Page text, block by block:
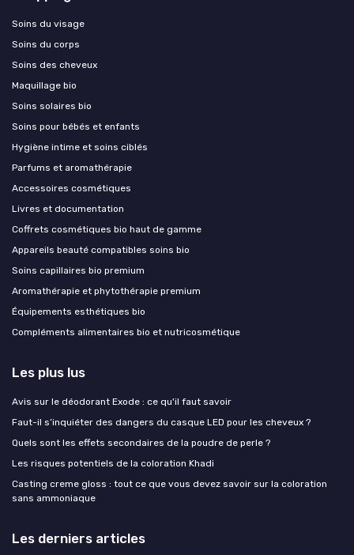
Soins du visage
Soins du corps
Soins des cheveux
Maquillage bio
Soins solaires bio
Soins pour bébés et enfants
Hygiène intime et soins ciblés
Parfums et aromathérapie
Accessoires cosmétiques
Livres et documentation
Coffrets cosmétiques bio haut de gamme
Appareils beauté compatibles soins bio
Soins capillaires bio premium
Aromathérapie et phytothérapie premium
Équipements esthétiques bio
Compléments alimentaires bio et nutricosmétique
Les plus lus
Avis sur le déodorant Exode : ce qu'il faut savoir
Faut-il s’inquiéter des dangers du casque LED pour les cheveux ?
Quels sont les effets secondaires de la poudre de perle ?
Les risques potentiels de la coloration Khadi
Casting creme gloss : tout ce que vous devez savoir sur la coloration
sans ammoniaque
Les derniers articles